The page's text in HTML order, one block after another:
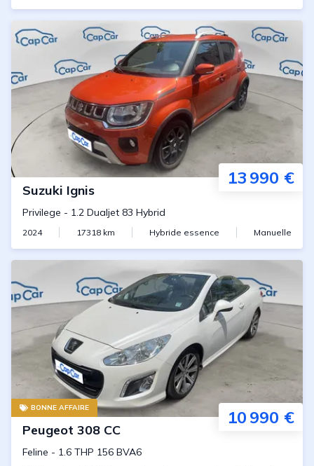
13 990 €
Suzuki Ignis
Privilege - 1.2 Dualjet 83 Hybrid
2024 17318 km Hybride essence Manuelle
BONNE AFFAIRE 10 990 €
Peugeot 308 CC
Feline - 1.6 THP 156 BVA6